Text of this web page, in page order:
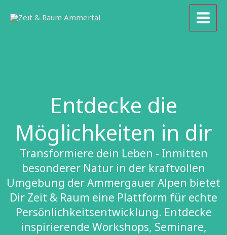
Inhalt
Entdecke die
Möglichkeiten in dir
Transformiere dein Leben - Inmitten
besonderer Natur in der kraftvollen
Umgebung der Ammergauer Alpen bietet
Dir Zeit & Raum eine Plattform für echte
Persönlichkeitsentwicklung. Entdecke
inspirierende Workshops, Seminare,